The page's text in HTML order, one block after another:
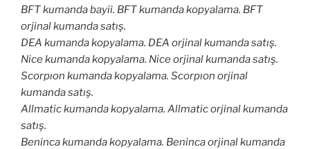
BFT kumanda bayii. BFT kumanda kopyalama. BFT
orjinal kumanda satış.
DEA kumanda kopyalama. DEA orjinal kumanda satış.
Nice kumanda kopyalama. Nice orjinal kumanda satış.
Scorpıon kumanda kopyalama. Scorpıon orjinal
kumanda satış.
Allmatic kumanda kopyalama. Allmatic orjinal kumanda
satış.
Beninca kumanda kopyalama. Beninca orjinal kumanda